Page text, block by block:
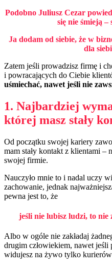
Podobno Juliusz Cezar
się nie śmieją –
Ja dodam od siebie, że w
dla
Zatem jeśli prowadzisz firmę i
i powracających do Ciebie
uśmiechać, nawet jeśli nie
1. Najbardziej
której masz stały
Od początku swojej kariery
mam stały kontakt z klientami –
swojej firmie.
Nauczyło mnie to i nadal uczy
zachowanie, jednak
pewna jest to, że
jeśli nie lubisz ludzi, to nie
Albo w ogóle nie zakładaj
drugim człowiekiem, nawet
widujesz na żywo tylko